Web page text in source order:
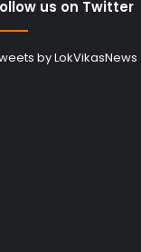
us on Twitter
by LokVikasNews